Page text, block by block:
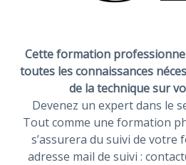
Cette formation
toutes les connaissances
de la technique sur
Devenez un expert dans le
Tout comme une formation
s’assurera du suivi de votre
adresse mail de suivi :